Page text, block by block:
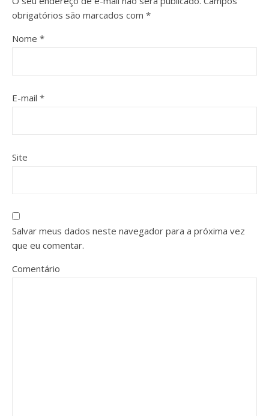
obrigatórios são marcados com *
Nome *
E-mail *
Site
Salvar meus dados neste navegador para a próxima vez
que eu comentar.
Comentário